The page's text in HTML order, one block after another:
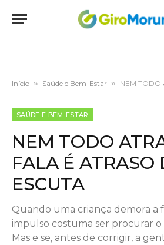
Início » Saúde e Bem-Estar » NEM TODO
SAÚDE E BEM-ESTAR
NEM TODO
FALA É ATRASO
ESCUTA
Quando uma criança demora a
impulso costuma ser procurar o
Mas e se, antes de corrigir, a